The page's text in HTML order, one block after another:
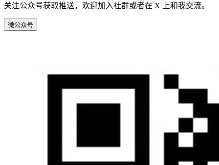
关注公众号获取推送，欢迎加入社群或者在 X 上和我交流。
微公众号